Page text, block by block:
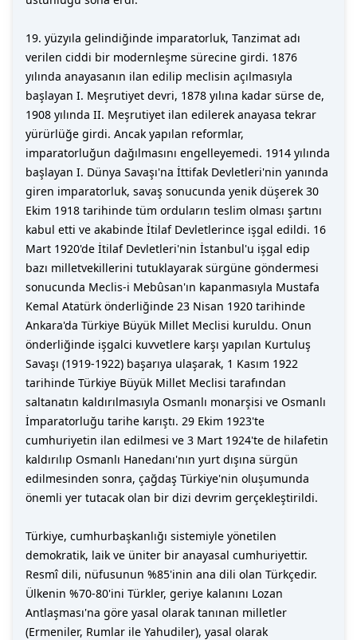
19. yüzyıla gelindiğinde imparatorluk, Tanzimat adı
verilen ciddi bir modernleşme sürecine girdi. 1876
yılında anayasanın ilan edilip meclisin açılmasıyla
başlayan I. Meşrutiyet devri, 1878 yılına kadar sürse de,
1908 yılında II. Meşrutiyet ilan edilerek anayasa tekrar
yürürlüğe girdi. Ancak yapılan reformlar,
imparatorluğun dağılmasını engelleyemedi. 1914 yılında
başlayan I. Dünya Savaşı'na İttifak Devletleri'nin yanında
giren imparatorluk, savaş sonucunda yenik düşerek 30
Ekim 1918 tarihinde tüm orduların teslim olması şartını
kabul etti ve akabinde İtilaf Devletlerince işgal edildi. 16
Mart 1920'de İtilaf Devletleri'nin İstanbul'u işgal edip
bazı milletvekillerini tutuklayarak sürgüne göndermesi
sonucunda Meclis-i Mebûsan'ın kapanmasıyla Mustafa
Kemal Atatürk önderliğinde 23 Nisan 1920 tarihinde
Ankara'da Türkiye Büyük Millet Meclisi kuruldu. Onun
önderliğinde işgalci kuvvetlere karşı yapılan Kurtuluş
Savaşı (1919-1922) başarıya ulaşarak, 1 Kasım 1922
tarihinde Türkiye Büyük Millet Meclisi tarafından
saltanatın kaldırılmasıyla Osmanlı monarşisi ve Osmanlı
İmparatorluğu tarihe karıştı. 29 Ekim 1923'te
cumhuriyetin ilan edilmesi ve 3 Mart 1924'te de hilafetin
kaldırılıp Osmanlı Hanedanı'nın yurt dışına sürgün
edilmesinden sonra, çağdaş Türkiye'nin oluşumunda
önemli yer tutacak olan bir dizi devrim gerçekleştirildi.
Türkiye, cumhurbaşkanlığı sistemiyle yönetilen
demokratik, laik ve üniter bir anayasal cumhuriyettir.
Resmî dili, nüfusunun %85'inin ana dili olan Türkçedir.
Ülkenin %70-80'ini Türkler, geriye kalanını Lozan
Antlaşması'na göre yasal olarak tanınan milletler
(Ermeniler, Rumlar ile Yahudiler), yasal olarak